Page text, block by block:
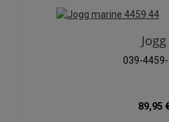
Jogg
039-
89,95